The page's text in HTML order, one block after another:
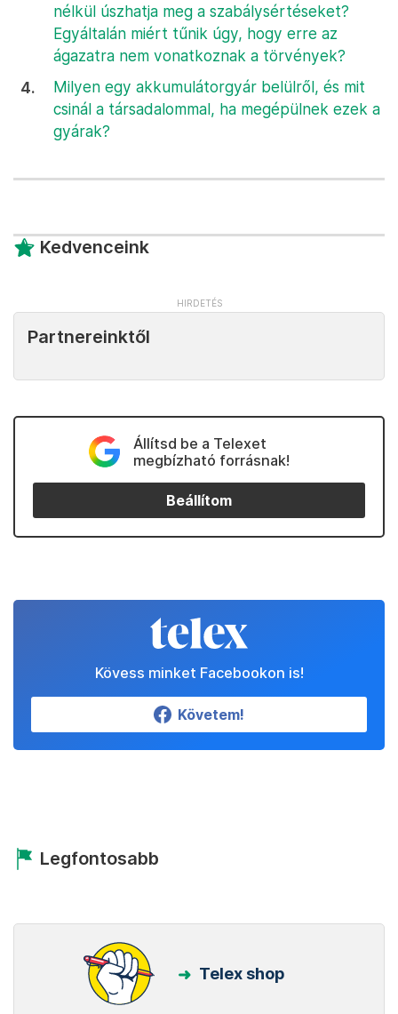
nélkül úszhatja meg a szabálysértéseket?
Egyáltalán miért tűnik úgy, hogy erre az
ágazatra nem vonatkoznak a törvények?
Milyen egy akkumulátorgyár belülről, és mit
csinál a társadalommal, ha megépülnek ezek a
gyárak?
Kedvenceink
Partnereinktől
Állítsd be a Telexet
megbízható forrásnak!
Beállítom
Kövess minket Facebookon is!
Követem!
Legfontosabb
Telex shop